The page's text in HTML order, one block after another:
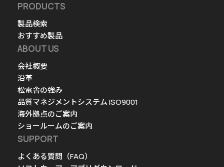
PRODUCTS
製品検索
おすすめ製品
ABOUT US
会社概要
沿革
松電舎の強み
品質マネジメントシステム ISO9001
海外拠点のご案内
ショールームのご案内
SUPPORT
よくある質問（FAQ）